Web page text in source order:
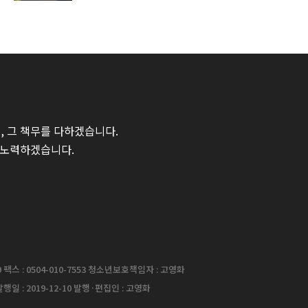
그 책무를 다하겠습니다.
력하겠습니다.
스 : 0504-010-7553 청소년보호책임자 : 고영화
일 : 2019-12-10 발행·편집인 : 고영화